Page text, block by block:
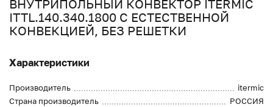
ВНУТРИПОЛЬНЫЙ КОНВЕКТОР ITERMIC
ITTL.140.340.1800 С ЕСТЕСТВЕННОЙ
КОНВЕКЦИЕЙ, БЕЗ РЕШЕТКИ
Характеристики
Производитель
itermic
Страна производитель
РОССИЯ